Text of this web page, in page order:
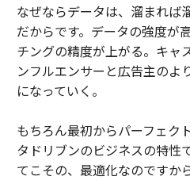
なぜならデータは、溜まれば
だからです。データの強度が
チングの精度が上がる。キャ
ンフルエンサーと広告主のよ
になっていく。
もちろん最初からパーフェク
タドリブンのビジネスの特性
てこその、最適化なのですから